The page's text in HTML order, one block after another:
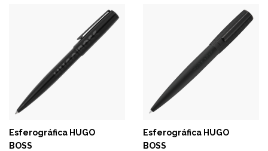
Esferográfica HUGO
BOSS
Esferográfica HUGO
BOSS